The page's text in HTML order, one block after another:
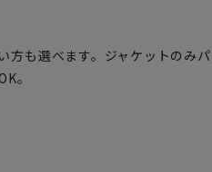
方も選べます。ジャケットのみパ
。